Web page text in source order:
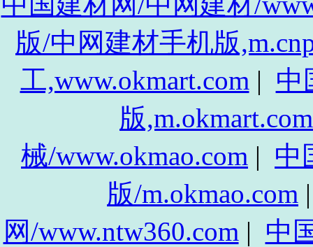
版/中网建材手机版
工,www.okmart.com | 中
版,m.okmart.com
械/www.okmao.com | 中
版/m.okmao.com
网/www.ntw360.com | 中